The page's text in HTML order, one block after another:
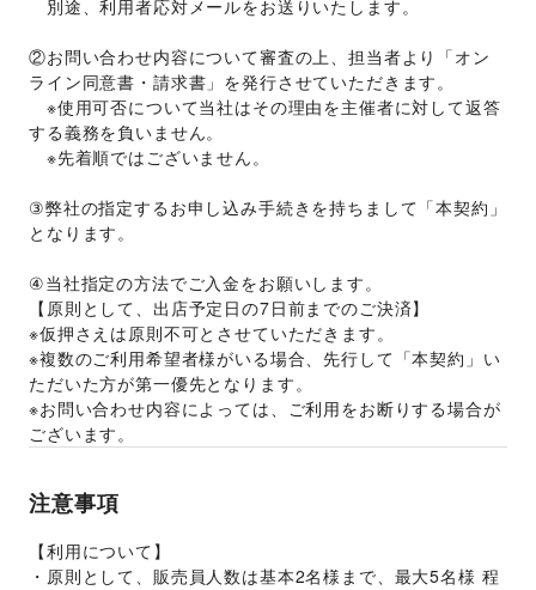
別途、利用者応対メールをお送りいたします。
②お問い合わせ内容について審査の上、担当者より「オン
ライン同意書・請求書」を発行させていただきます。
※使用可否について当社はその理由を主催者に対して返答
する義務を負いません。
※先着順ではございません。
③弊社の指定するお申し込み手続きを持ちまして「本契約」
となります。
④当社指定の方法でご入金をお願いします。
【原則として、出店予定日の7日前までのご決済】
※仮押さえは原則不可とさせていただきます。
※複数のご利用希望者様がいる場合、先行して「本契約」い
ただいた方が第一優先となります。
※お問い合わせ内容によっては、ご利用をお断りする場合が
ございます。
注意事項
【利用について】
・原則として、販売員人数は基本2名様まで、最大5名様 程